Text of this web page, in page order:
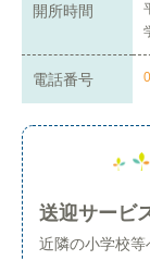
開所時間
電話番号
送迎サービ
近隣の小学校